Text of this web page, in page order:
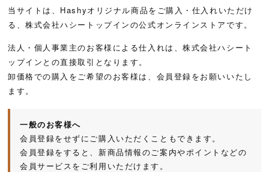
当サイトは、Hashyオリジナル商品をご購入・仕入れいただけ
る、株式会社ハシートップインの公式オンラインストアです。
法人・個人事業主のお客様による仕入れは、株式会社ハシート
ップインとの直接取引となります。
卸価格での購入をご希望のお客様は、会員登録をお願いいたし
ます。
一般のお客様へ
会員登録をせずにご購入いただくこともできます。
会員登録をすると、新商品情報のご案内やポイントなどの
会員サービスをご利用いただけます。